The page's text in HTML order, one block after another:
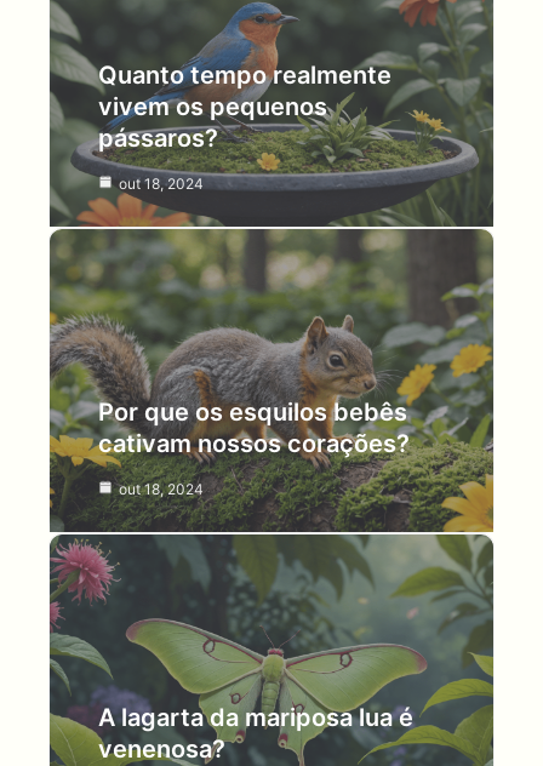
Quanto tempo realmente
vivem os pequenos
pássaros?
out 18, 2024
Por que os esquilos bebês
cativam nossos corações?
out 18, 2024
A lagarta da mariposa lua é
venenosa?